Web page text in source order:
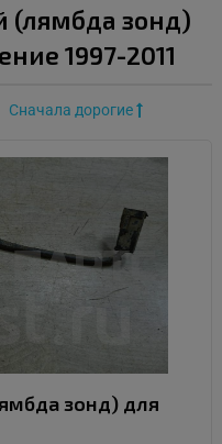
(лямбда зонд)
1997-2011
Сначала дорогие
зонд) для